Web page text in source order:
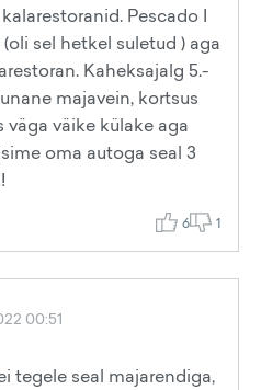
Pescado I
sel hetkel suletud ) aga
Kaheksajalg 5.-
majavein, kortsus
väga väike külake aga
oma autoga seal 3
6 1
00:51
tegele seal majarendiga,